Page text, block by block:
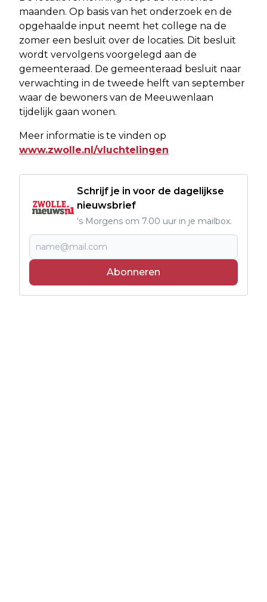
maanden. Op basis van het onderzoek en de
opgehaalde input neemt het college na de
zomer een besluit over de locaties. Dit besluit
wordt vervolgens voorgelegd aan de
gemeenteraad. De gemeenteraad besluit naar
verwachting in de tweede helft van september
waar de bewoners van de Meeuwenlaan
tijdelijk gaan wonen.
Meer informatie is te vinden op
www.zwolle.nl/vluchtelingen
Schrijf je in voor de dagelijkse
nieuwsbrief
's Morgens om 7.00 uur in je mailbox.
Abonneren